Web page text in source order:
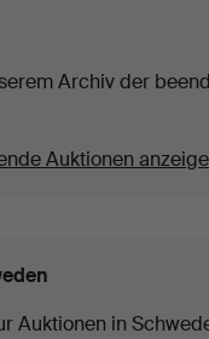
Archiv der
Auktionen
Auktionen in